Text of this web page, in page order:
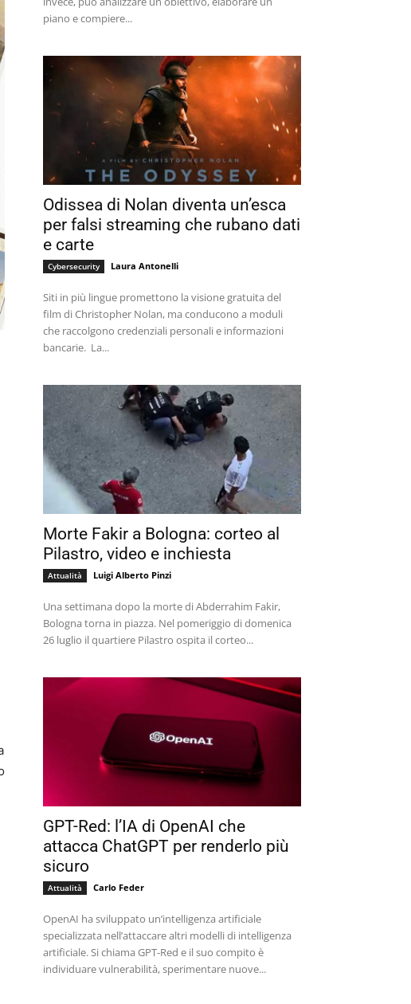
piano e compiere...
Odissea di Nolan diventa un’esca
per falsi streaming che rubano dati
e carte
Cybersecurity Laura Antonelli
Siti in più lingue promettono la visione gratuita del
film di Christopher Nolan, ma conducono a moduli
che raccolgono credenziali personali e informazioni
bancarie. La...
Morte Fakir a Bologna: corteo al
Pilastro, video e inchiesta
Attualità Luigi Alberto Pinzi
Una settimana dopo la morte di Abderrahim Fakir,
Bologna torna in piazza. Nel pomeriggio di domenica
26 luglio il quartiere Pilastro ospita il corteo...
GPT-Red: l’IA di OpenAI che
attacca ChatGPT per renderlo più
sicuro
Attualità Carlo Feder
OpenAI ha sviluppato un’intelligenza artificiale
specializzata nell’attaccare altri modelli di intelligenza
artificiale. Si chiama GPT-Red e il suo compito è
individuare vulnerabilità, sperimentare nuove...